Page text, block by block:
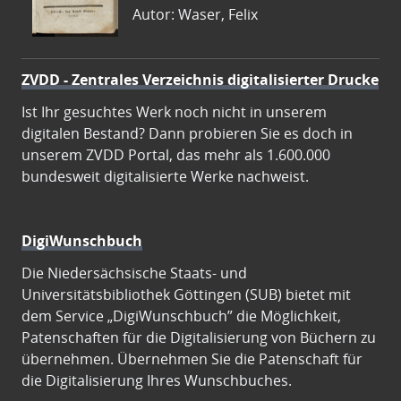
Autor: Waser, Felix
ZVDD - Zentrales Verzeichnis digitalisierter Drucke
Ist Ihr gesuchtes Werk noch nicht in unserem
digitalen Bestand? Dann probieren Sie es doch in
unserem ZVDD Portal, das mehr als 1.600.000
bundesweit digitalisierte Werke nachweist.
DigiWunschbuch
Die Niedersächsische Staats- und
Universitätsbibliothek Göttingen (SUB) bietet mit
dem Service „DigiWunschbuch” die Möglichkeit,
Patenschaften für die Digitalisierung von Büchern zu
übernehmen. Übernehmen Sie die Patenschaft für
die Digitalisierung Ihres Wunschbuches.